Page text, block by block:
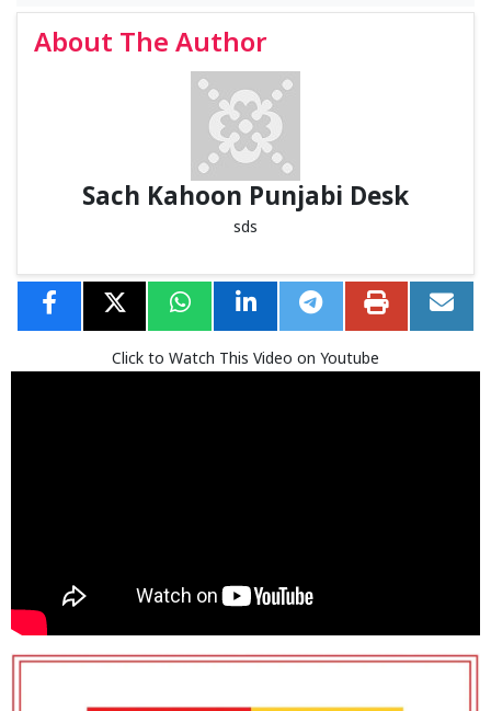
About The Author
Sach Kahoon Punjabi Desk
sds
Click to Watch This Video on Youtube